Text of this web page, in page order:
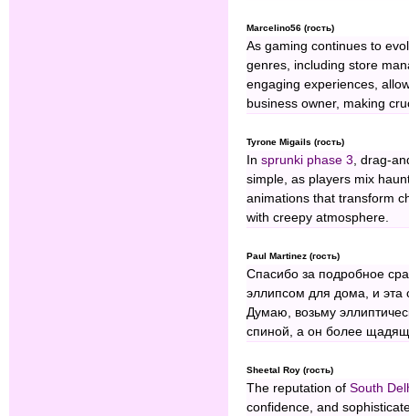
Marcelino56 (гость)
As gaming continues to
genres, including store
engaging experiences,
business owner, making
Tyrone Migails (гость)
In sprunki phase 3, drag-
simple, as players mix
animations that transform
with creepy atmosphere.
Paul Martinez (гость)
Спасибо за подробное
эллипсом для дома, и эта
Думаю, возьму
спиной, а он более
Sheetal Roy (гость)
The reputation of South
confidence, and